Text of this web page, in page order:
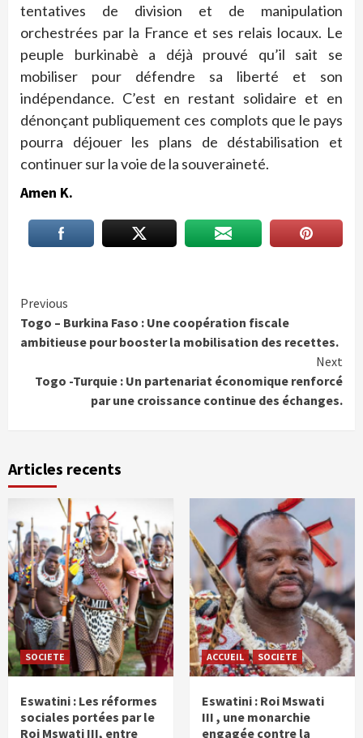
tentatives de division et de manipulation
orchestrées par la France et ses relais locaux. Le
peuple burkinabè a déjà prouvé qu’il sait se
mobiliser pour défendre sa liberté et son
indépendance. C’est en restant solidaire et en
dénonçant publiquement ces complots que le pays
pourra déjouer les plans de déstabilisation et
continuer sur la voie de la souveraineté.
Amen K.
Continue
Reading
Previous
Togo – Burkina Faso : Une coopération fiscale
ambitieuse pour booster la mobilisation des recettes.
Next
Togo -Turquie : Un partenariat économique renforcé
par une croissance continue des échanges.
Articles recents
SOCIETE
Eswatini : Les réformes
sociales portées par le
Roi Mswati III, entre
ACCUEIL SOCIETE
Eswatini : Roi Mswati
III , une monarchie
engagée contre la